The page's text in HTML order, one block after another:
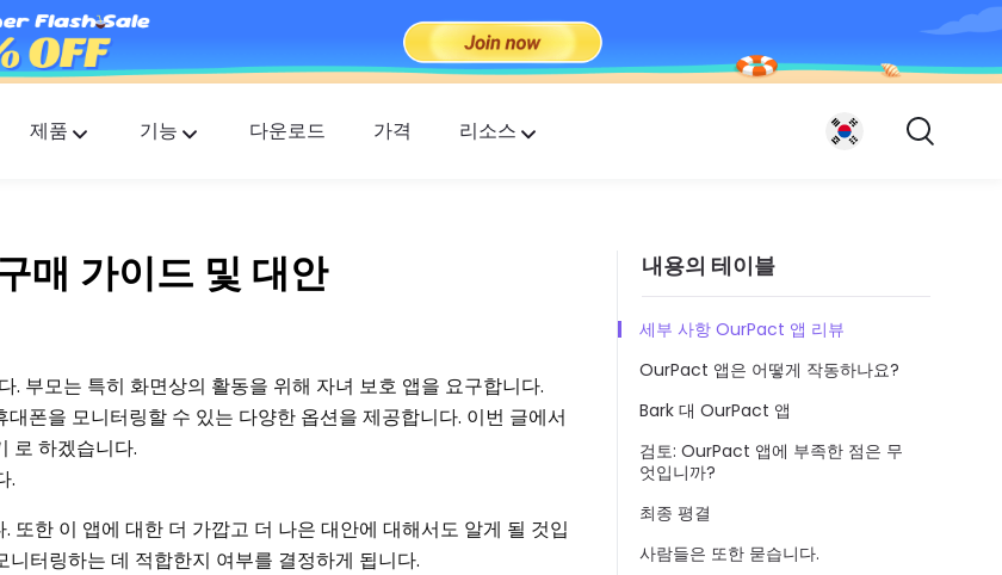
제품
FlashGet Finder
기능 다운로드 가격 리소스
매 가이드 및 대안
부모는 특히 화면상의 활동을 위해 자녀 보호 앱을 요구합니다.
폰을 모니터링할 수 있는 다양한 옵션을 제공합니다. 이번 글에서
로 하겠습니다.
.
또한 이 앱에 대한 더 가깝고 더 나은 대안에 대해서도 알게 될 것입
터링하는 데 적합한지 여부를 결정하게 됩니다.
내용의 테이블
세부 사항 OurPact 앱 리뷰
OurPact 앱은 어떻게 작동하나요?
Bark 대 OurPact 앱
검토: OurPact 앱에 부족한 점은 무
엇입니까?
최종 평결
사람들은 또한 묻습니다.